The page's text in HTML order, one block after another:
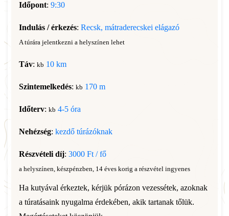
Időpont: 9:30
Indulás / érkezés: Recsk, mátraderecskei elágazó
A túrára jelentkezni a helyszínen lehet
Táv: kb 10 km
Szintemelkedés: kb 170 m
Időterv: kb 4-5 óra
Nehézség: kezdő túrázóknak
Részvételi díj: 3000 Ft / fő
a helyszínen, készpénzben, 14 éves korig a részvétel ingyenes
Ha kutyával érkeztek, kérjük pórázon vezessétek, azoknak
a túratásaink nyugalma érdekében, akik tartanak tőlük.